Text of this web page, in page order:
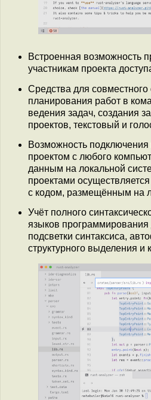
Встроенная возможность
участникам проекта
Средства для
планирования работ в
ведения задач, создания
проектов, текстовый и
Возможность
проектом с любого
данным на локальной
проектами
с кодом, размещённым на
Учёт полного
языков программирования
подсветки синтаксиса,
структурного выделения и